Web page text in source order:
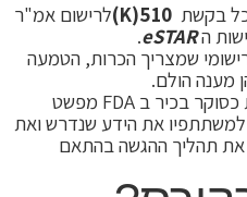
510(K)
לרישום אמ"ר
eSTAR
.
שמצריך הכרות, הטמעה
מענה הולם.
, שכיהן שנים רבות כסוקר בכיר ב FDA מפשט
את הידע שנדרש ואת
את תהליך ההגשה בהתאם